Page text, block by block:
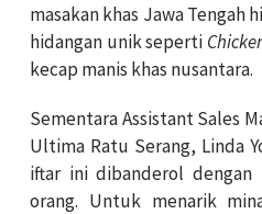
masakan khas Jawa Tengah
hidangan unik seperti
kecap manis khas nusantara.
Sementara Assistant Sales
Ultima Ratu Serang, Linda
iftar ini dibanderol dengan
orang. Untuk menarik